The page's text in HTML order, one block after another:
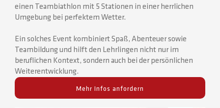
einen Teambiathlon mit 5 Stationen in einer herrlichen
Umgebung bei perfektem Wetter.
Ein solches Event kombiniert Spaß, Abenteuer sowie
Teambildung und hilft den Lehrlingen nicht nur im
beruflichen Kontext, sondern auch bei der persönlichen
Weiterentwicklung.
Mehr Infos anfordern